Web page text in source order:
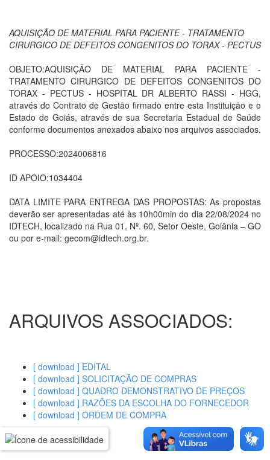
AQUISIÇÃO DE MATERIAL PARA PACIENTE - TRATAMENTO
CIRURGICO DE DEFEITOS CONGENITOS DO TORAX - PECTUS
OBJETO:AQUISIÇÃO DE MATERIAL PARA PACIENTE -
TRATAMENTO CIRURGICO DE DEFEITOS CONGENITOS DO
TORAX - PECTUS - HOSPITAL DR ALBERTO RASSI - HGG,
através do Contrato de Gestão firmado entre esta Instituição e o
Estado de Goiás, através de sua Secretaria Estadual de Saúde
conforme documentos anexados abaixo nos arquivos associados.
PROCESSO:2024006816
ID APOIO:1034404
DATA LIMITE PARA ENTREGA DAS PROPOSTAS: As propostas
deverão ser apresentadas até às 10h00min do dia 22/08/2024 no
IDTECH, localizado na Rua 01, Nº. 60, Setor Oeste, Goiânia – GO
ou por e-mail: gecom@idtech.org.br.
ARQUIVOS ASSOCIADOS:
[ download ] EDITAL
[ download ] SOLICITAÇÃO DE COMPRAS
[ download ] QUADRO DEMONSTRATIVO DE PREÇOS
[ download ] RAZÕES DA ESCOLHA DO FORNECEDOR
[ download ] ORDEM DE COMPRA